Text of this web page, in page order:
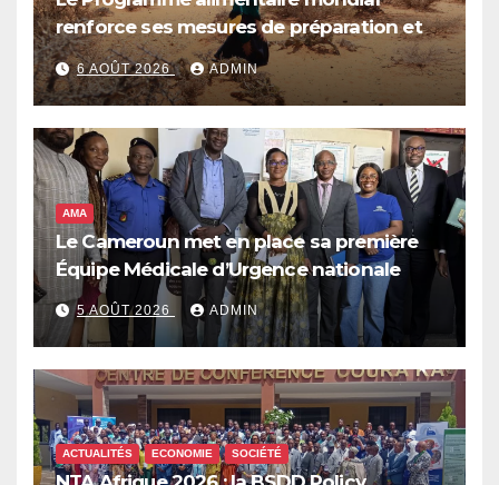
renforce ses mesures de préparation et
de réponse face à la menace d’El Niño,
qui pourrait plonger des dizaines de
millions de personnes dans l’insécurité
alimentaire aiguë
6 AOÛT 2026 ADMIN
AMA
Le Cameroun met en place sa première
Équipe Médicale d’Urgence nationale
5 AOÛT 2026 ADMIN
ACTUALITÉS ECONOMIE SOCIÉTÉ